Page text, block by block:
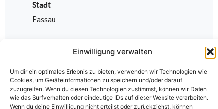
Einwilligung verwalten
Um dir ein optimales Erlebnis zu bieten, verwenden wir Technologien wie
Cookies, um Geräteinformationen zu speichern und/oder darauf
zuzugreifen. Wenn du diesen Technologien zustimmst, können wir Daten
wie das Surfverhalten oder eindeutige IDs auf dieser Website verarbeiten.
Wenn du deine Einwilligung nicht erteilst oder zurückziehst, können
Stadt
Passau